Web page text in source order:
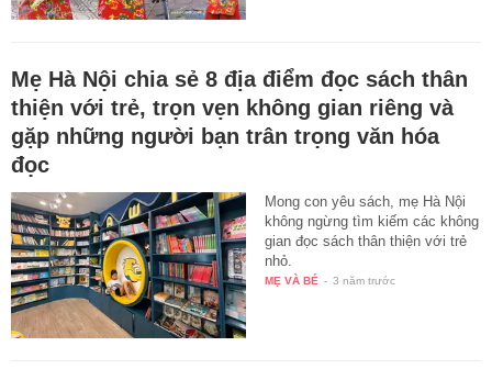
Mẹ Hà Nội chia sẻ 8 địa điểm đọc sách thân
thiện với trẻ, trọn vẹn không gian riêng và
gặp những người bạn trân trọng văn hóa
đọc
Mong con yêu sách, mẹ Hà Nội
không ngừng tìm kiếm các không
gian đọc sách thân thiện với trẻ
nhỏ.
MẸ VÀ BÉ - 3 năm trước